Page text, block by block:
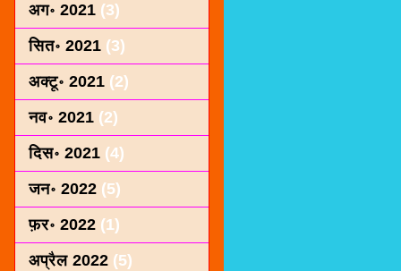
अग॰ 2021 (3)
सित॰ 2021 (3)
अक्टू॰ 2021 (2)
नव॰ 2021 (2)
दिस॰ 2021 (4)
जन॰ 2022 (5)
फ़र॰ 2022 (1)
अप्रैल 2022 (5)